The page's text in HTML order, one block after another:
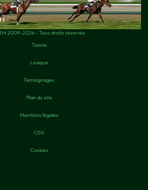
2009-2026 - Tous droits réservés
Taonix
Lexique
Témoignages
Plan du site
Mentions légales
CGV
Cookies